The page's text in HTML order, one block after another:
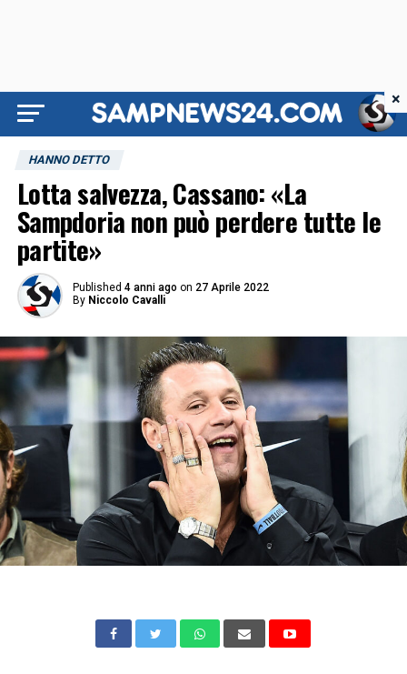
HANNO DETTO
Lotta salvezza, Cassano: «La
Sampdoria non può perdere tutte le
partite»
Published 4 anni ago on 27 Aprile 2022
By Niccolo Cavalli
×